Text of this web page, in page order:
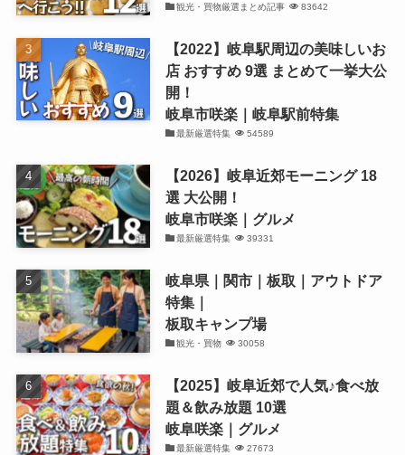
観光・買物厳選まとめ記事 83642
【2022】岐阜駅周辺の美味しいお
店 おすすめ 9選 まとめて一挙大公
開！
岐阜市咲楽｜岐阜駅前特集
最新厳選特集 54589
【2026】岐阜近郊モーニング 18
選 大公開！
岐阜市咲楽｜グルメ
最新厳選特集 39331
岐阜県｜関市｜板取｜アウトドア
特集｜
板取キャンプ場
観光・買物 30058
【2025】岐阜近郊で人気♪食べ放
題＆飲み放題 10選
岐阜咲楽｜グルメ
最新厳選特集 27673